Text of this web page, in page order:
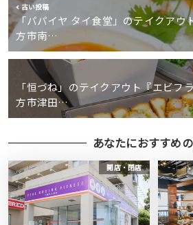
古い投稿
「パパイヤ タイ食堂」のテイクアウ
方市南…
「恒づね」のテイクアウト『エビフ
方市津田…
あなたにおすすめ
開店・閉店